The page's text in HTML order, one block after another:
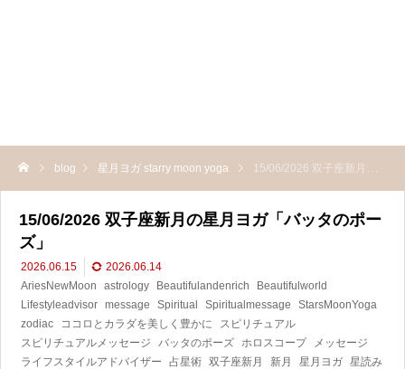
blog 星月ヨガ starry moon yoga 15/06/2026 双子座新月の星月ヨガ「バッタのポーズ」
15/06/2026 双子座新月の星月ヨガ「バッタのポー
ズ」
2026.06.15
2026.06.14
AriesNewMoon
astrology Beautifulandenrich
Beautifulworld
Lifestyleadvisor message Spiritual Spiritualmessage
StarsMoonYoga
zodiac
ココロとカラダを美しく豊かに
スピリチュアル
スピリチュアルメッセージ
バッタのポーズ ホロスコープ
メッセージ
ライフスタイルアドバイザー
占星術 双子座新月 新月 星月ヨガ 星読み